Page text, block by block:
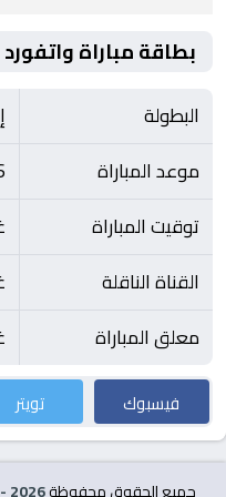
بطاقة مباراة
البطولة
موعد المباراة
توقيت المباراة
القناة الناقلة
معلق المباراة
فيسبوك تويتر